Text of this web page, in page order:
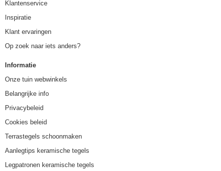
Klantenservice
Inspiratie
Klant ervaringen
Op zoek naar iets anders?
Informatie
Onze tuin webwinkels
Belangrijke info
Privacybeleid
Cookies beleid
Terrastegels schoonmaken
Aanlegtips keramische tegels
Legpatronen keramische tegels